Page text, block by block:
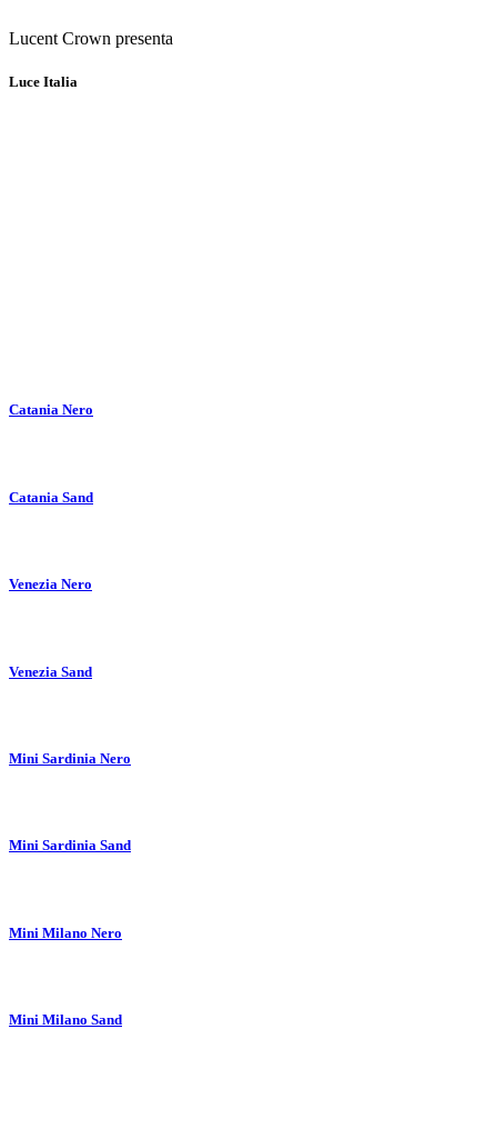
Lucent Crown presenta
Luce Italia
Catania Nero
Catania Sand
Venezia Nero
Venezia Sand
Mini Sardinia Nero
Mini Sardinia Sand
Mini Milano Nero
Mini Milano Sand